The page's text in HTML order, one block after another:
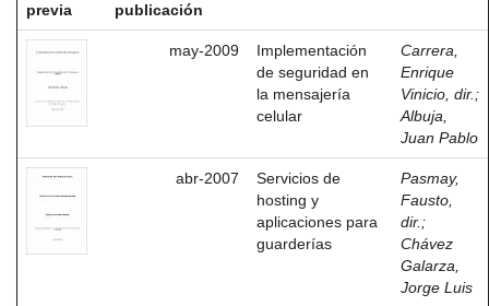
previa
publicación
may-2009
Implementación
de seguridad en
la mensajería
celular
Carrera,
Enrique
Vinicio, dir. ;
Albuja,
Juan Pablo
abr-2007
Servicios de
hosting y
aplicaciones para
guarderías
Pasmay,
Fausto,
dir. ;
Chávez
Galarza,
Jorge Luis